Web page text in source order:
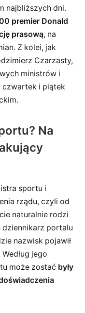
najbliższych dni.
premier Donald
prasową, na
Z kolei, jak
Czarzasty,
ministrów i
czwartek i piątek
Na
sportu i
rządu, czyli od
naturalnie rodzi
dziennikarz portalu
nazwisk pojawił
jego
może zostać były